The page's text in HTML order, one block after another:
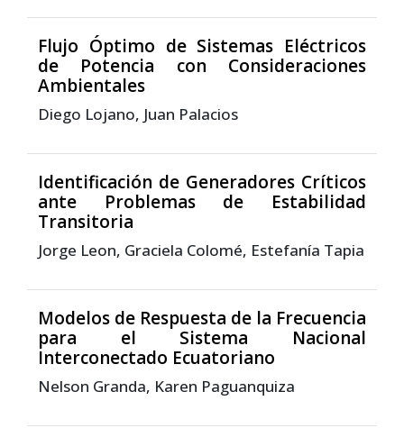
Flujo Óptimo de Sistemas Eléctricos
de Potencia con Consideraciones
Ambientales
Diego Lojano, Juan Palacios
Identificación de Generadores Críticos
ante Problemas de Estabilidad
Transitoria
Jorge Leon, Graciela Colomé, Estefanía Tapia
Modelos de Respuesta de la Frecuencia
para el Sistema Nacional
Interconectado Ecuatoriano
Nelson Granda, Karen Paguanquiza